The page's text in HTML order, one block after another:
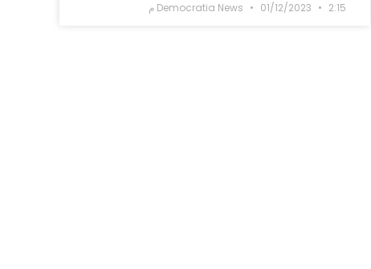
Democratia News 01/12/2023 2:15 م